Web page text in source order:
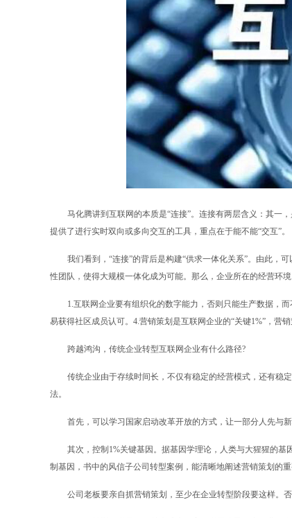
马化腾讲到互联网的本质是“连接”。连接有两层含义：其一
提供了进行实时双向或多向交互的工具，重点在于能不能“交互”。
我们看到，“连接”的背后是构建“供求一体化关系”。由此，
性团队，使得大规模一体化成为可能。那么，企业所在的经营环
1.互联网企业要有组织化的数字能力，否则只能生产数据，
易获得社区成员认可。4.营销策划是互联网企业的“关键1%”，营
跨越鸿沟，传统企业转型互联网企业有什么路径?
传统企业由于存续时间长，不仅有稳定的经营模式，还有稳
法。
首先，可以学习国家启动改革开放的方式，让一部分人先与
其次，控制1%关键基因。据基因学理论，人类与大猩猩的
制基因，书中的风信子公司转型案例，能清晰地阐述营销策划的重
公司老板要亲自抓营销策划，至少在企业转型阶段要这样。